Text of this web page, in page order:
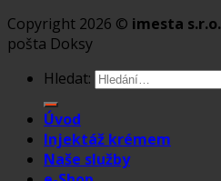
Copyright 2026 © imesta s.r.o.
pošta Doksy
Hledat:
Úvod
Injektáž krémem
Naše služby